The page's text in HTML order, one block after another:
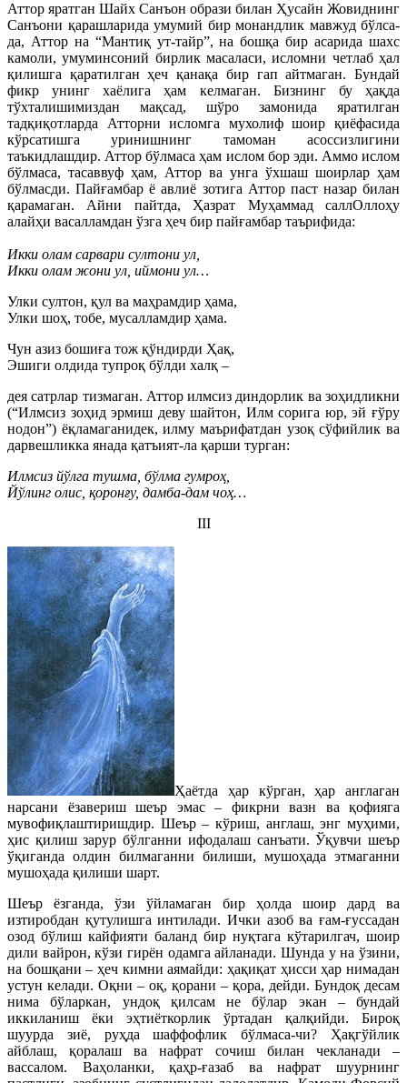
Аттор яратган Шайх Санъон образи билан Ҳусайн Жовиднинг
Санъони қарашларида умумий бир монандлик мавжуд бўлса-
да, Аттор на “Мантиқ ут-тайр”, на бошқа бир асарида шахс
камоли, умуминсоний бирлик масаласи, исломни четлаб ҳал
қилишга қаратилган ҳеч қанақа бир гап айтмаган. Бундай
фикр унинг хаёлига ҳам келмаган. Бизнинг бу ҳақда
тўхталишимиздан мақсад, шўро замонида яратилган
тадқиқотларда Атторни исломга мухолиф шоир қиёфасида
кўрсатишга уринишнинг тамоман асоссизлигини
таъкидлашдир. Аттор бўлмаса ҳам ислом бор эди. Аммо ислом
бўлмаса, тасаввуф ҳам, Аттор ва унга ўхшаш шоирлар ҳам
бўлмасди. Пайғамбар ё авлиё зотига Аттор паст назар билан
қарамаган. Айни пайтда, Ҳазрат Муҳаммад саллОллоҳу
алайҳи васалламдан ўзга ҳеч бир пайғамбар таърифида:
Икки олам сарвари султони ул,
Икки олам жони ул, иймони ул…
Улки султон, қул ва маҳрамдир ҳама,
Улки шоҳ, тобе, мусалламдир ҳама.
Чун азиз бошиға тож қўндирди Ҳақ,
Эшиги олдида тупроқ бўлди халқ –
дея сатрлар тизмаган. Аттор илмсиз диндорлик ва зоҳидликни
(“Илмсиз зоҳид эрмиш деву шайтон, Илм сорига юр, эй ғўру
нодон”) ёқламаганидек, илму маърифатдан узоқ сўфийлик ва
дарвешликка янада қатъият-ла қарши турган:
Илмсиз йўлга тушма, бўлма гумроҳ,
Йўлинг олис, қоронғу, дамба-дам чоҳ…
III
Ҳаётда ҳар кўрган, ҳар англаган
нарсани ёзавериш шеър эмас – фикрни вазн ва қофияга
мувофиқлаштиришдир. Шеър – кўриш, англаш, энг муҳими,
ҳис қилиш зарур бўлганни ифодалаш санъати. Ўқувчи шеър
ўқиганда олдин билмаганни билиши, мушоҳада этмаганни
мушоҳада қилиши шарт.
Шеър ёзганда, ўзи ўйламаган бир ҳолда шоир дард ва
изтиробдан қутулишга интилади. Ички азоб ва ғам-ғуссадан
озод бўлиш кайфияти баланд бир нуқтага кўтарилгач, шоир
дили вайрон, кўзи гирён одамга айланади. Шунда у на ўзини,
на бошқани – ҳеч кимни аямайди: ҳақиқат ҳисси ҳар нимадан
устун келади. Оқни – оқ, қорани – қора, дейди. Бундоқ десам
нима бўларкан, ундоқ қилсам не бўлар экан – бундай
иккиланиш ёки эҳтиёткорлик ўртадан қалқийди. Бироқ
шуурда зиё, руҳда шаффофлик бўлмаса-чи? Ҳақгўйлик
айблаш, қоралаш ва нафрат сочиш билан чекланади –
вассалом. Ваҳоланки, қаҳр-ғазаб ва нафрат шуурнинг